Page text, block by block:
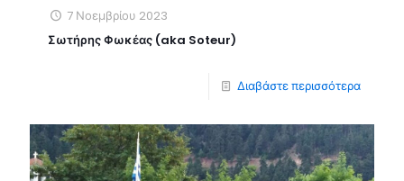
7 Νοεμβρίου 2023
Σωτήρης Φωκέας (aka Soteur)
Διαβάστε περισσότερα